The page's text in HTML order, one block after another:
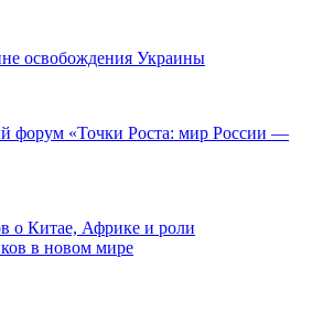
освобождения Украины
форум «Точки Роста: мир России —
о Китае, Африке и роли
в новом мире